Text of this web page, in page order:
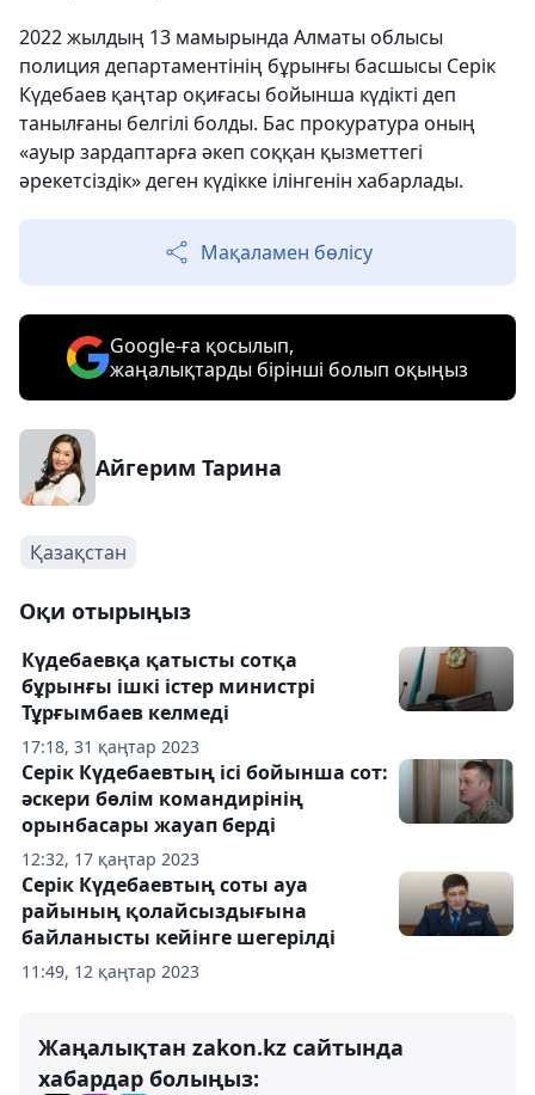
2022 жылдың 13 мамырында Алматы облысы
полиция департаментінің бұрынғы басшысы Серік
Күдебаев қаңтар оқиғасы бойынша күдікті деп
танылғаны белгілі болды. Бас прокуратура оның
«ауыр зардаптарға әкеп соққан қызметтегі
әрекетсіздік» деген күдікке ілінгенін хабарлады.
Мақаламен бөлісу
Google-ға қосылып,
жаңалықтарды бірінші болып оқыңыз
Айгерим Тарина
Қазақстан
Оқи отырыңыз
17:18, 31 қаңтар 2023
Күдебаевқа қатысты сотқа
бұрынғы ішкі істер министрі
Тұрғымбаев келмеді
12:32, 17 қаңтар 2023
Серік Күдебаевтың ісі бойынша сот:
әскери бөлім командирінің
орынбасары жауап берді
11:49, 12 қаңтар 2023
Серік Күдебаевтың соты ауа
райының қолайсыздығына
байланысты кейінге шегерілді
Жаңалықтан zakon.kz сайтында
хабардар болыңыз: